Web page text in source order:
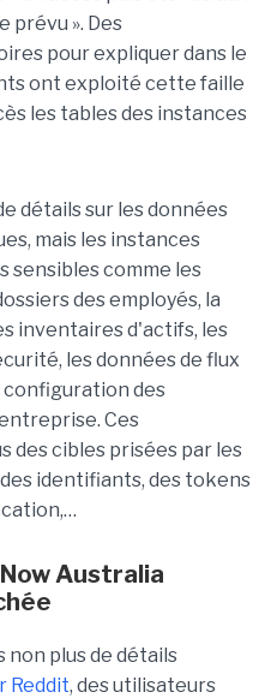
prévu ». Des
pour expliquer dans le
ont exploité cette faille
les tables des instances
détails sur les données
mais les instances
comme les
des employés, la
inventaires d'actifs, les
les données de flux
configuration des
Ces
des cibles prisées par les
identifiants, des tokens
Australia
non plus de détails
Reddit, des utilisateurs